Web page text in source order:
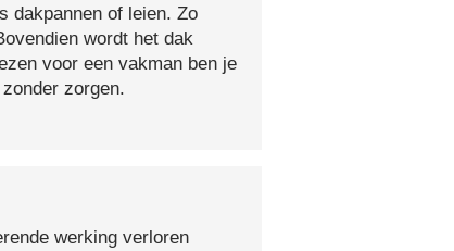
dakpannen of leien. Zo
wordt het dak
voor een vakman ben je
zorgen.
werking verloren